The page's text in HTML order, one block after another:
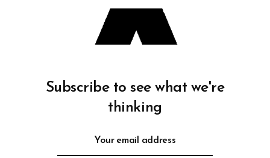
Subscribe to see what we're
thinking